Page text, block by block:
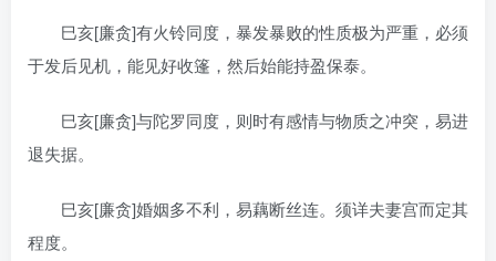
巳亥[廉贪]有火铃同度，暴发暴败的性质极为严重，必须
于发后见机，能见好收篷，然后始能持盈保泰。
巳亥[廉贪]与陀罗同度，则时有感情与物质之冲突，易进
退失据。
巳亥[廉贪]婚姻多不利，易藕断丝连。须详夫妻宫而定其
程度。